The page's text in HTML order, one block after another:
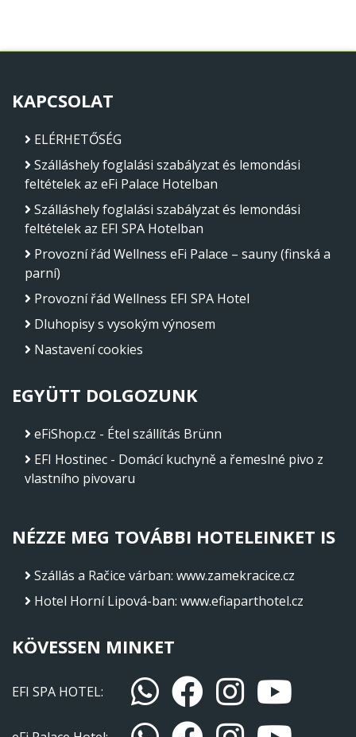
KAPCSOLAT
ELÉRHETŐSÉG
Szálláshely foglalási szabályzat és lemondási
feltételek az eFi Palace Hotelban
Szálláshely foglalási szabályzat és lemondási
feltételek az EFI SPA Hotelban
Provozní řád Wellness eFi Palace – sauny (finská a
parní)
Provozní řád Wellness EFI SPA Hotel
Dluhopisy s vysokým výnosem
Nastavení cookies
EGYÜTT DOLGOZUNK
eFiShop.cz - Étel szállítás Brünn
EFI Hostinec - Domácí kuchyně a řemeslné pivo z
vlastního pivovaru
NÉZZE MEG TOVÁBBI HOTELEINKET IS
Szállás a Račice várban: www.zamekracice.cz
Hotel Horní Lipová-ban: www.efiaparthotel.cz
KÖVESSEN MINKET
EFI SPA HOTEL: